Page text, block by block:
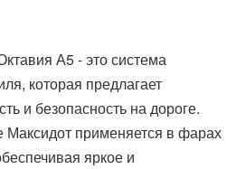
А5 - это система
которая предлагает
и безопасность на дороге.
Максидот применяется в фарах
яркое и